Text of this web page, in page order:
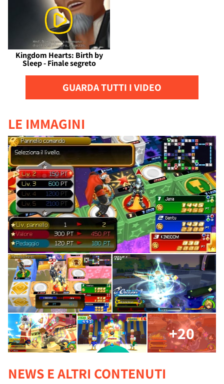
Kingdom Hearts: Birth by
Sleep - Finale segreto
GUARDA TUTTI I VIDEO
LE IMMAGINI
+20
NEWS E ALTRI CONTENUTI